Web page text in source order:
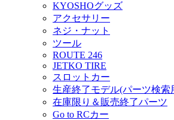
KYOSHOグッズ
アクセサリー
ネジ・ナット
ツール
ROUTE 246
JETKO TIRE
スロットカー
生産終了モデル(パーツ検索
在庫限り＆販売終了パーツ
Go to RCカー